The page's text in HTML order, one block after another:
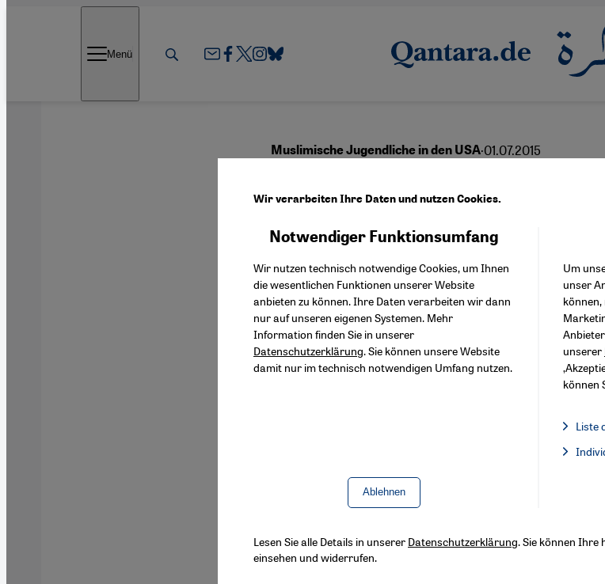
Menü
Muslimische Jugendliche in den USA·01.07.2015
Das "Mipster"-
Deutsch English عربي
Wir verarbeiten Ihre Daten und nutzen Cookies.
Notwendiger Funktionsumfang
Wir nutzen technisch notwendige Cookies, um Ihnen
die wesentlichen Funktionen unserer Website
anbieten zu können. Ihre Daten verarbeiten wir dann
nur auf unseren eigenen Systemen. Mehr
Information finden Sie in unserer
Datenschutzerklärung. Sie können unsere Website
damit nur im technisch notwendigen Umfang nutzen.
Ablehnen
Um
unser
unserer
können
Liste
Lesen Sie alle Details in unserer Datenschutzerklärung. Sie können Ihre
einsehen und widerrufen.